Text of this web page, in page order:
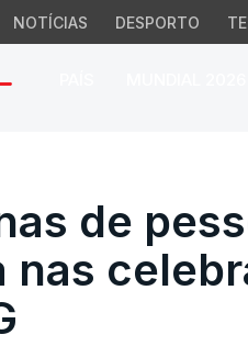
NOTÍCIAS DESPORTO
de
de
nas